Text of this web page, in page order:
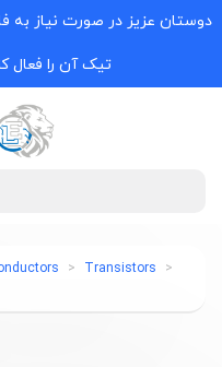
دوستان عزیز در صورت نیاز به
تیک آن را فعال
Transistors